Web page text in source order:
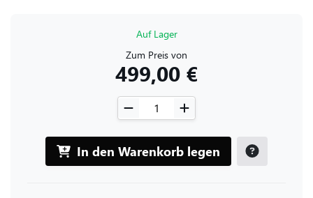
Auf Lager
Zum Preis von
499,00 €
In den Warenkorb legen